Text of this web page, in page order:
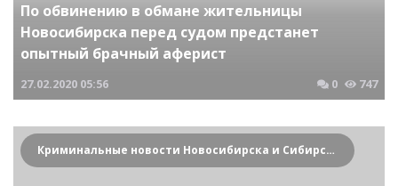
По обвинению в обмане жительницы
Новосибирска перед судом предстанет
опытный брачный аферист
27.02.2020 05:56 0 747
Криминальные новости Новосибирска и Сибирского региона